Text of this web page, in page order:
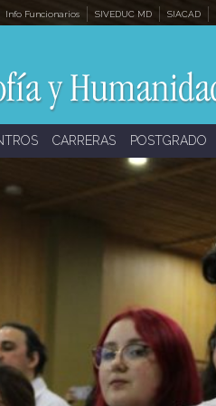
Info Funcionarios SIVEDUC MD SIACAD
CARRERAS POSTGRADO